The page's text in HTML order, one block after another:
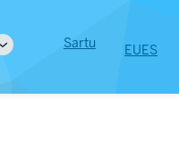
Toggle
User
menu
Sartu EUES